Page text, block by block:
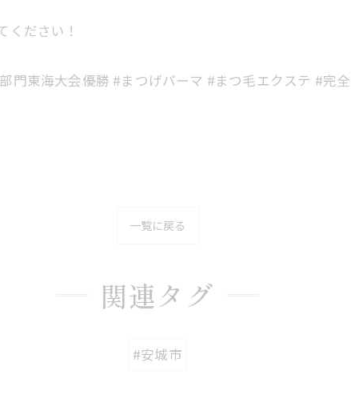
ださい！
東海大会優勝 #まつげパーマ #まつ毛エクステ #完
一覧に戻る
関連タグ
#安城市